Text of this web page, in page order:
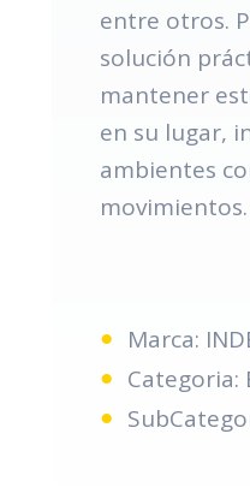
entre otros.
solución
mantener
en su lugar,
ambientes
movimientos.
Marca:
Categoria: